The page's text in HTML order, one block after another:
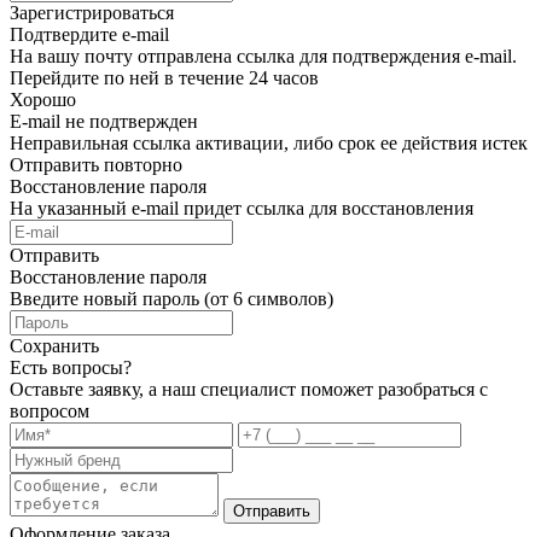
Зарегистрироваться
Подтвердите e-mail
На вашу почту отправлена ссылка для подтверждения e-mail.
Перейдите по ней в течение 24 часов
Хорошо
E-mail не подтвержден
Неправильная ссылка активации, либо срок ее действия истек
Отправить повторно
Восстановление пароля
На указанный e-mail придет ссылка для восстановления
Отправить
Восстановление пароля
Введите новый пароль (от 6 символов)
Сохранить
Есть вопросы?
Оставьте заявку, а наш специалист поможет разобраться с
вопросом
Отправить